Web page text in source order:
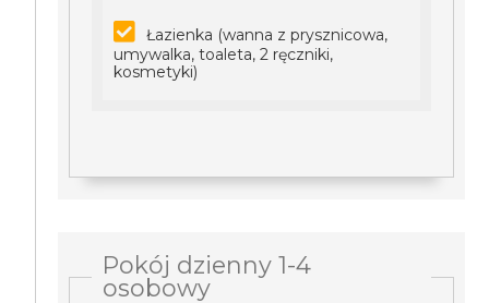
Łazienka (wanna z prysznicowa,
umywalka, toaleta, 2 ręczniki,
kosmetyki)
Pokój dzienny 1-4
osobowy